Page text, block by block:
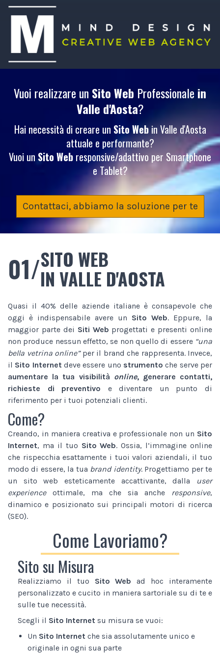
Vuoi realizzare un Sito Web Professionale in
Valle d'Aosta?
Hai necessità di creare un Sito Webin Valle d'Aosta
attuale e performante?
Vuoi un Sito Web responsive/adattivo per Smartphone
e Tablet?
Contattaci, abbiamo la soluzione per te
01/SITO WEB
IN VALLE D'AOSTA
Quasi il 40% delle aziende italiane è consapevole che
oggi è indispensabile avere un Sito Web. Eppure, la
maggior parte dei Siti Web progettati e presenti online
non produce nessun effetto, se non quello di essere “una
bella vetrina online”per il brand che rappresenta. Invece,
il Sito Internet deve essere uno strumento che serve per
aumentare la tua visibilità online, generare contatti,
richieste di preventivo e diventare un punto di
riferimento per i tuoi potenziali clienti.
Come?
Creando, in maniera creativa e professionale non un Sito
Internet, ma il tuo Sito Web. Ossia, l’immagine online
che rispecchia esattamente i tuoi valori aziendali, il tuo
modo di essere, la tua brand identity. Progettiamo per te
un sito web esteticamente accattivante, dalla
user
experienceottimale, ma che sia anche responsive,
dinamico e posizionato sui principali motori di ricerca
(SEO).
Come Lavoriamo?
Sito su Misura
Realizziamo il tuo Sito Web ad hoc interamente
personalizzato e cucito in maniera sartoriale su di te e
sulle tue necessità.
Scegli il Sito Internet su misura se vuoi:
Un Sito Internet che sia assolutamente unico e
originale in ogni sua parte